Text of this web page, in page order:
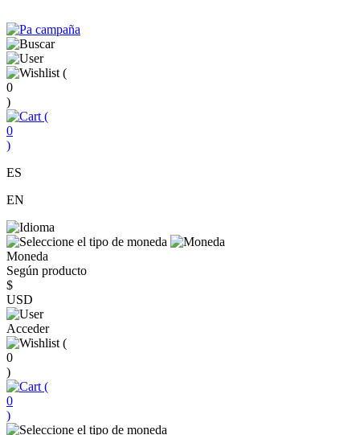
(
0
)
(
0
)
ES
EN
Moneda
Según producto
$
USD
Acceder
(
0
)
(
0
)